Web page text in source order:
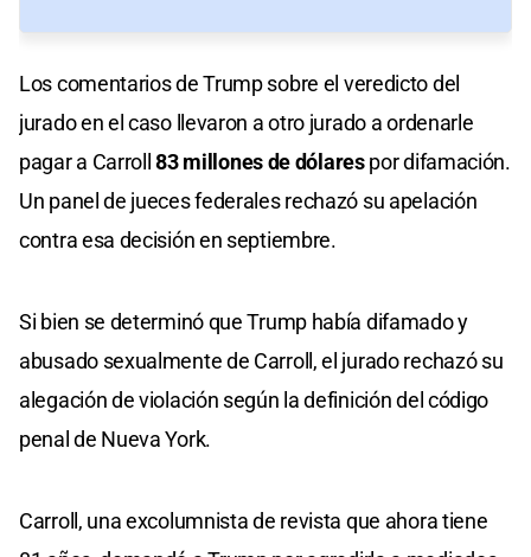
Los comentarios de Trump sobre el veredicto del
jurado en el caso llevaron a otro jurado a ordenarle
pagar a Carroll83 millones de dólarespor difamación.
Un panel de jueces federales rechazó su apelación
contra esa decisión en septiembre.
Si bien se determinó que Trump había difamado y
abusado sexualmente de Carroll, el jurado rechazó su
alegación de violación según la definición del código
penal de Nueva York.
Carroll, una excolumnista de revista que ahora tiene